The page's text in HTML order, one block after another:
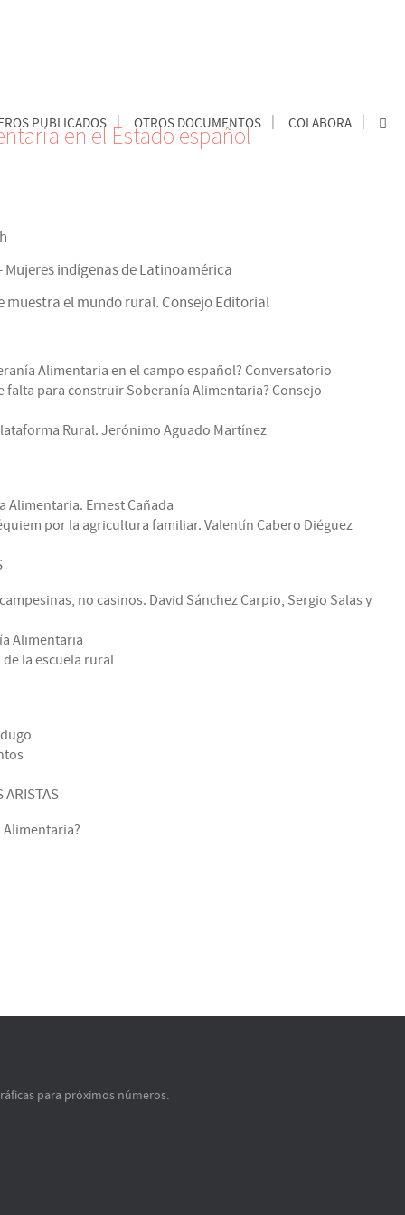
PUBLICADOS OTROS DOCUMENTOS COLABORA
en el Estado español
- Mujeres indígenas de Latinoamérica
muestra el mundo rural. Consejo Editorial
Alimentaria en el campo español? Conversatorio
falta para construir Soberanía Alimentaria? Consejo
Rural. Jerónimo Aguado Martínez
Alimentaria. Ernest Cañada
por la agricultura familiar. Valentín Cabero Diéguez
no casinos. David Sánchez Carpio, Sergio Salas y
Alimentaria
la escuela rural
ARISTAS
Alimentaria?
para próximos números.